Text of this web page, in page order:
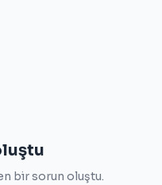
bir sorun oluştu.